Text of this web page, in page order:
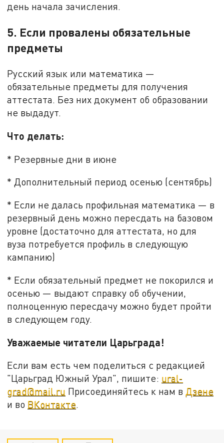
день начала зачисления.
5. Если провалены обязательные
предметы
Русский язык или математика —
обязательные предметы для получения
аттестата. Без них документ об образовании
не выдадут.
Что делать:
* Резервные дни в июне
* Дополнительный период осенью (сентябрь)
* Если не далась профильная математика — в
резервный день можно пересдать на базовом
уровне (достаточно для аттестата, но для
вуза потребуется профиль в следующую
кампанию)
* Если обязательный предмет не покорился и
осенью — выдают справку об обучении,
полноценную пересдачу можно будет пройти
в следующем году.
Уважаемые читатели Царьграда!
Если вам есть чем поделиться с редакцией
"Царьград Южный Урал", пишите: ural-
grad@mail.ru Присоединяйтесь к нам в Дзене
и во ВКонтакте.